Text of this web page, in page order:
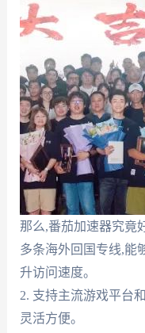
那么,番茄加速器究竟
多条海外回国专线,能
升访问速度。
2. 支持主流游戏平台
灵活方便。